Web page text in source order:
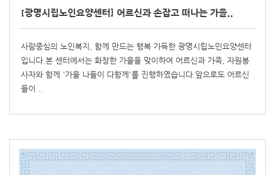
[광명시립노인요양센터] 어르신과 손잡고 떠나는 가을..
사람중심의 노인복지, 함께 만드는 행복 가득한 광명시립노인요양센터
입니다.본 센터에서는 화창한 가을을 맞이하여 어르신과 가족, 자원봉
사자와 함께 '가을 나들이 다함께'를 진행하였습니다.앞으로도 어르신
들이 ..